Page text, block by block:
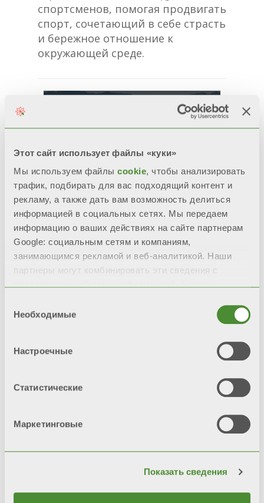
Этот сайт использует файлы «куки»
Мы используем файлы cookie, чтобы анализировать
трафик, подбирать для вас подходящий контент и
рекламу, а также дать вам возможность делиться
информацией в социальных сетях. Мы передаем
информацию о ваших действиях на сайте партнерам
Google: социальным сетям и компаниям,
занимающимся рекламой и веб-аналитикой. Наши
партнеры могут комбинировать эти сведения с
вами их сервисов.
согласия
Необходимые
Настроечные
Статистические
Маркетинговые
Показать сведения
спортсменов, помогая продвигать
спорт, сочетающий в себе страсть
и бережное отношение к
окружающей среде.
Использованные изображения и видеоролики